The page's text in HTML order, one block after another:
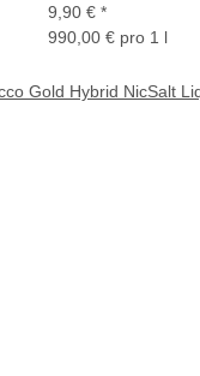
9,90 € *
990,00 € pro 1 l